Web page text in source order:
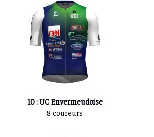
10 : UC Envermeudoise
8 coureurs